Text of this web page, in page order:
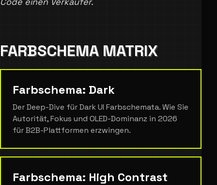
FARBSCHEMA MATRIX
Farbschema: Dark
Der Deep-Dive für Dark UI Farbschemata. Wie Sie
Autorität, Fokus und OLED-Dominanz in 2026
für B2B-Plattformen erzwingen.
Farbschema: High Contrast